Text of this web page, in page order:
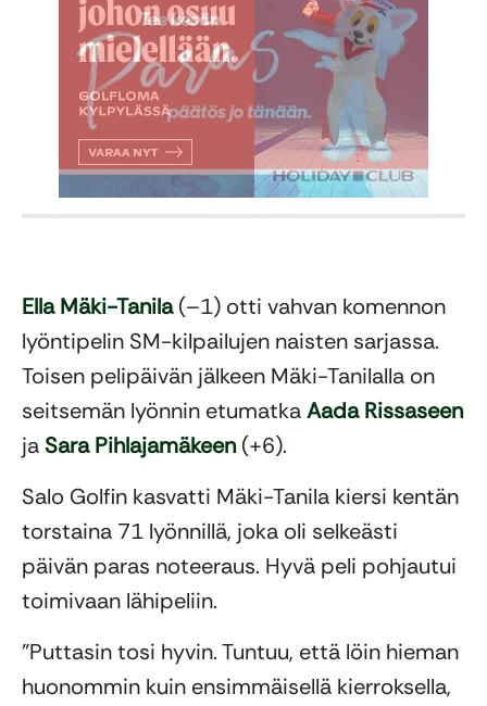
Ella Mäki-Tanila(–1) otti vahvan komennon
lyöntipelin SM-kilpailujen naisten sarjassa.
Toisen pelipäivän jälkeen Mäki-Tanilalla on
seitsemän lyönnin etumatkaAada Rissaseen
ja Sara Pihlajamäkeen(+6).
Salo Golfin kasvatti Mäki-Tanila kiersi kentän
torstaina 71 lyönnillä, joka oli selkeästi
päivän paras noteeraus. Hyvä peli pohjautui
toimivaan lähipeliin.
”Puttasin tosi hyvin. Tuntuu, että löin hieman
huonommin kuin ensimmäisellä kierroksella,